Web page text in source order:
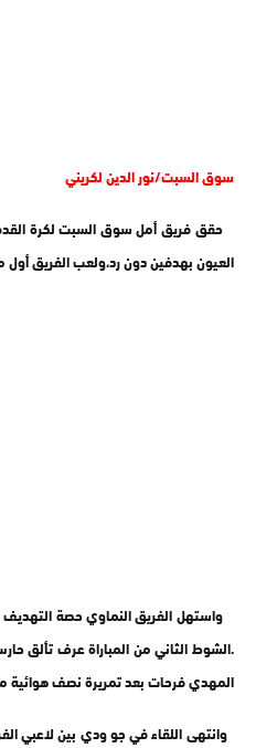
سوق السبت/نور الدين لكريني
حقق فريق أمل سوق السبت لكرة القدم
العيون بهدفين دون رد،ولعب الفريق
.الشوط الثاني من المباراة عرف تألق
المهدي فرحات بعد تمريرة نصف هوائية
وانتهى اللقاء في جو ودي بين لاعبي